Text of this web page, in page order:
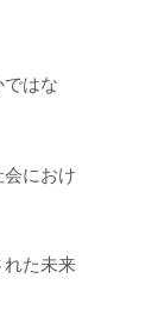
はな
におけ
れた未来